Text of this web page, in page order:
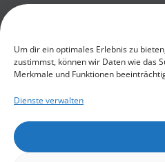
Um dir ein optimales Erlebnis zu
zustimmst, können wir Daten wie das
Merkmale und Funktionen
Dienste verwalten